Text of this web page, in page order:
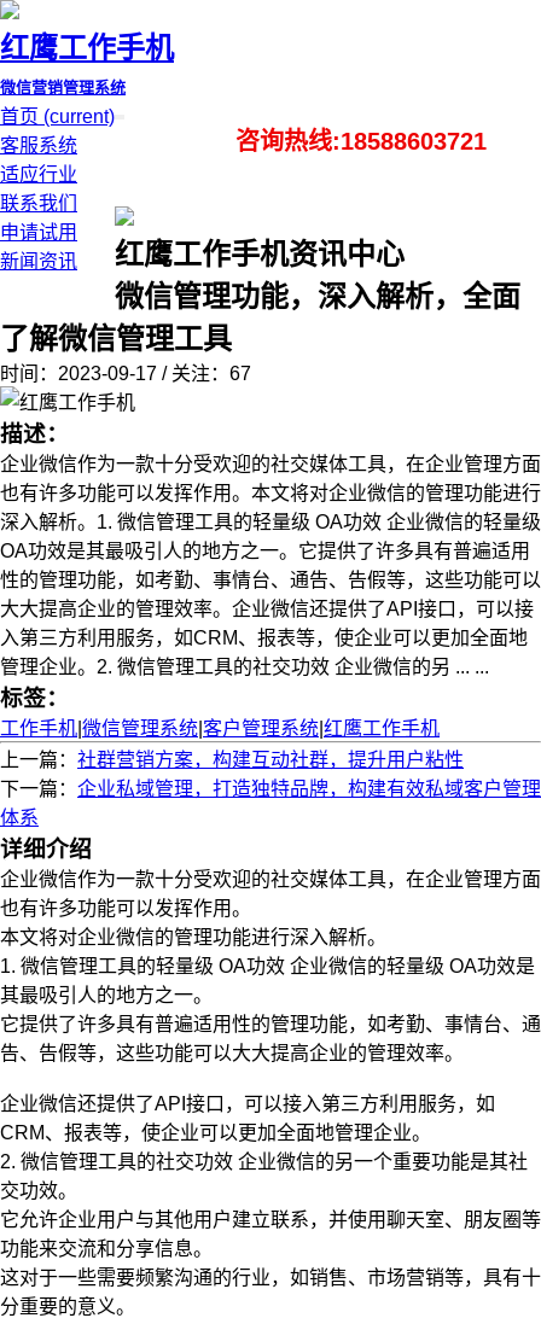
红鹰工作手机
微信营销管理系统
首页 (current)
客服系统
适应行业
联系我们
申请试用
新闻资讯
咨询热线:18588603721
红鹰工作手机资讯中心
微信管理功能，深入解析，全面
了解微信管理工具
时间：2023-09-17 / 关注：67
描述：
企业微信作为一款十分受欢迎的社交媒体工具，在企业管理方面
也有许多功能可以发挥作用。本文将对企业微信的管理功能进行
深入解析。1. 微信管理工具的轻量级 OA功效 企业微信的轻量级
OA功效是其最吸引人的地方之一。它提供了许多具有普遍适用
性的管理功能，如考勤、事情台、通告、告假等，这些功能可以
大大提高企业的管理效率。企业微信还提供了API接口，可以接
入第三方利用服务，如CRM、报表等，使企业可以更加全面地
管理企业。2. 微信管理工具的社交功效 企业微信的另 ... ...
标签：
工作手机 微信管理系统 客户管理系统 红鹰工作手机
上一篇： 社群营销方案，构建互动社群，提升用户粘性
下一篇： 企业私域管理，打造独特品牌，构建有效私域客户管理
体系
详细介绍
企业微信作为一款十分受欢迎的社交媒体工具，在企业管理方面
也有许多功能可以发挥作用。
本文将对企业微信的管理功能进行深入解析。
1. 微信管理工具的轻量级 OA功效 企业微信的轻量级 OA功效是
其最吸引人的地方之一。
它提供了许多具有普遍适用性的管理功能，如考勤、事情台、通
告、告假等，这些功能可以大大提高企业的管理效率。
企业微信还提供了API接口，可以接入第三方利用服务，如
CRM、报表等，使企业可以更加全面地管理企业。
2. 微信管理工具的社交功效 企业微信的另一个重要功能是其社
交功效。
它允许企业用户与其他用户建立联系，并使用聊天室、朋友圈等
功能来交流和分享信息。
这对于一些需要频繁沟通的行业，如销售、市场营销等，具有十
分重要的意义。